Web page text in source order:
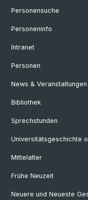
Personensuche
Personeninfo
Intranet
Personen
News & Veranstaltungen
Bibliothek
Sprechstunden
Universitätsgeschichte
Mittelalter
Frühe Neuzeit
Neuere und Neueste